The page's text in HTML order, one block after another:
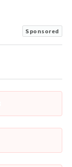
Sponsored